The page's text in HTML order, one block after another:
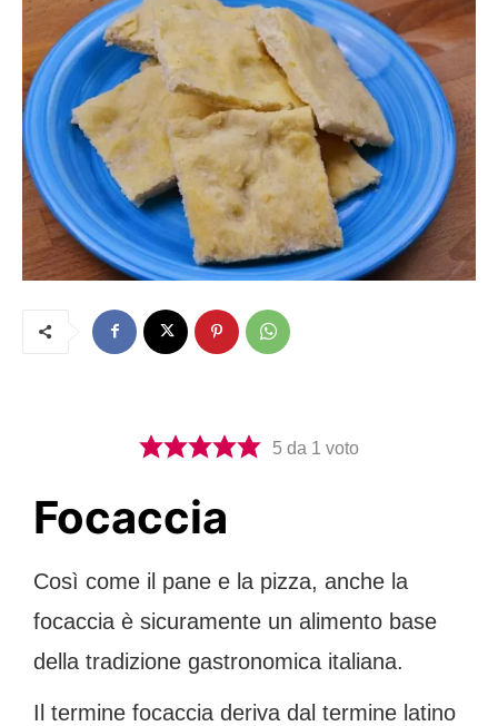
5 da 1 voto
Focaccia
Così come il pane e la pizza, anche la
focaccia è sicuramente un alimento base
della tradizione gastronomica italiana.
Il termine focaccia deriva dal termine latino